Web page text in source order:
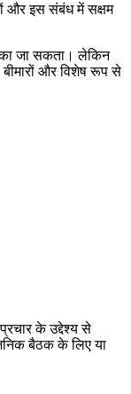
और इस संबंध में सक्षम
जा सकता। लेकिन
और विशेष रूप से
के उद्देश्य से
बैठक के लिए या